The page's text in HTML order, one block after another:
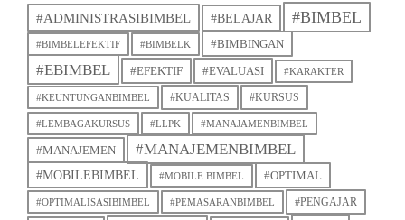
#ADMINISTRASIBIMBEL #BELAJAR #BIMBEL
#BIMBELEFEKTIF #BIMBELK #BIMBINGAN
#EBIMBEL #EFEKTIF #EVALUASI #KARAKTER
#KEUNTUNGANBIMBEL #KUALITAS #KURSUS
#LEMBAGAKURSUS #LLPK #MANAJAMENBIMBEL
#MANAJEMEN #MANAJEMENBIMBEL
#MOBILEBIMBEL #MOBILE BIMBEL #OPTIMAL
#OPTIMALISASIBIMBEL #PEMASARANBIMBEL #PENGAJAR